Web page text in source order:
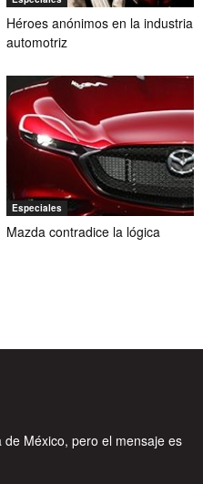
Héroes anónimos en la industria
automotriz
Especiales
Mazda contradice la lógica
de México, pero el mensaje es